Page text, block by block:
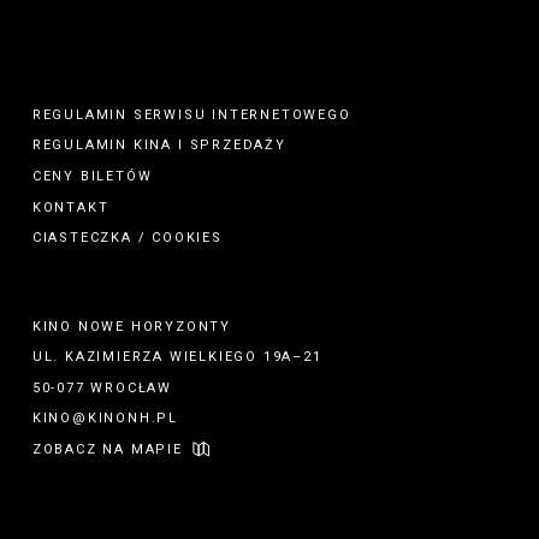
REGULAMIN SERWISU INTERNETOWEGO
REGULAMIN
KINA
SPRZEDAŻY
CENY BILETÓW
KONTAKT
CIASTECZKA / COOKIES
KINO NOWE HORYZONTY
UL. KAZIMIERZA WIELKIEGO 19A–21
50-077 WROCŁAW
KINO@KINONH.PL
ZOBACZ NA MAPIE